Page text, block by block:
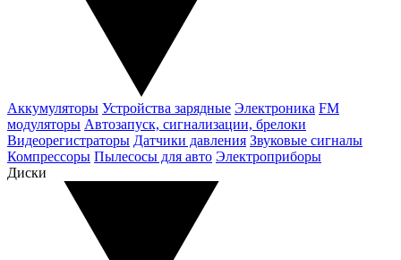
Аккумуляторы Устройства зарядные Электроника FM
модуляторы Автозапуск, сигнализации, брелоки
Видеорегистраторы Датчики давления Звуковые сигналы
Компрессоры Пылесосы для авто Электроприборы
Диски